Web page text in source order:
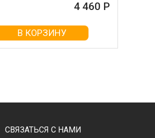
4 460 Р
В КОРЗИНУ
СВЯЗАТЬСЯ С НАМИ